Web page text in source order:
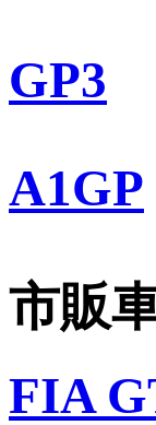
GP3
A1GP
市販
FIA